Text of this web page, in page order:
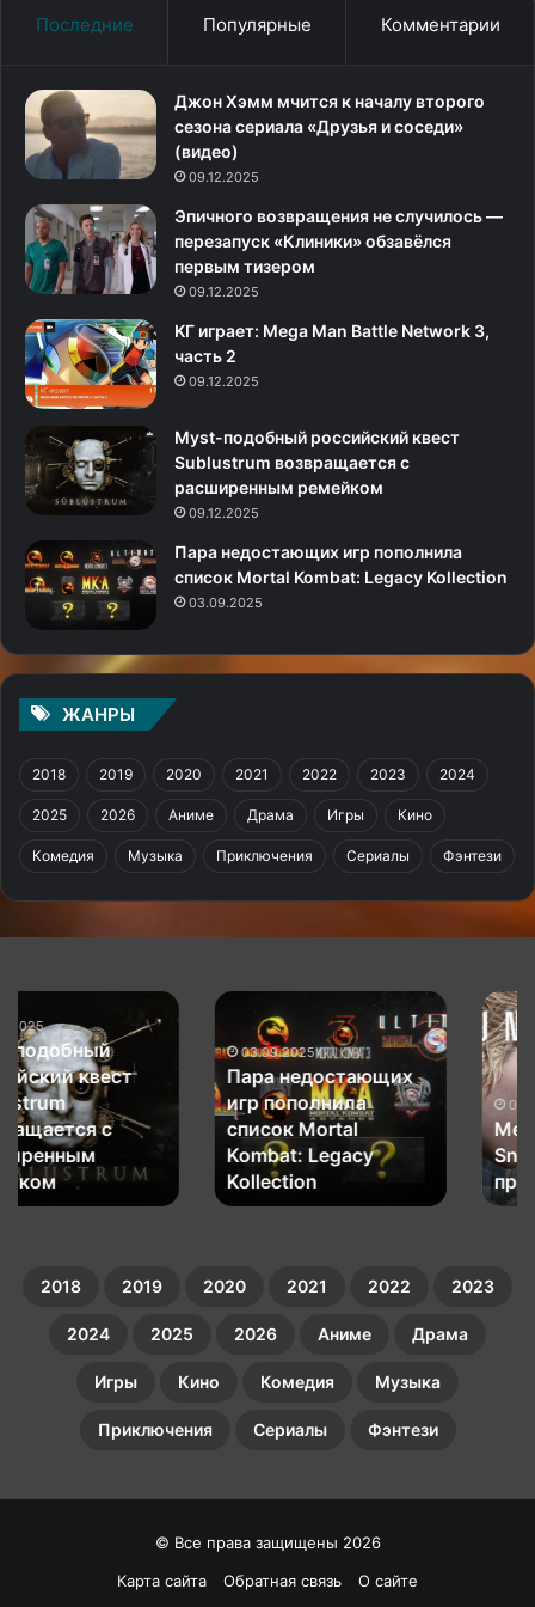
низкой
самооценкой
Последние Популярные Комментарии
Джон Хэмм мчится к началу второго
сезона сериала «Друзья и соседи»
(видео)
09.12.2025
Эпичного возвращения не случилось —
перезапуск «Клиники» обзавёлся
первым тизером
09.12.2025
KГ игpaeт: Mega Man Battle Network 3,
часть 2
09.12.2025
Myst-подобный российский квест
Sublustrum возвращается с
расширенным ремейком
09.12.2025
Пара недостающих игр пополнила
список Mortal Kombat: Legacy Kollection
03.09.2025
ЖАНРЫ
2018 2019 2020 2021 2022 2023 2024
2025 2026 Аниме Драма Игры Кино
Комедия Музыка Приключения Сериалы Фэнтези
недостающих
игр
пополнила
список
Mortal
Kombat:
Legacy
Kollection
03.09.2025
Пара недостающих
игр пополнила
список Mortal
Kombat: Legacy
Kollection
Gear
Solid
Δ:
Snake
Eater
—
премьерный
трейлер
03.09.2025
Metal Gear Solid Δ:
Snake Eater —
премьерный трейлер
2018 2019 2020 2021 2022 2023
2024 2025 2026 Аниме Драма
Игры Кино Комедия Музыка
Приключения Сериалы Фэнтези
© Все права защищены 2026
Карта сайта
Обратная связь О сайте